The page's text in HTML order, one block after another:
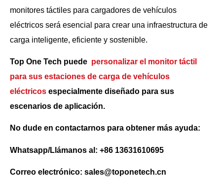
monitores táctiles para cargadores de vehículos
eléctricos será esencial para crear una infraestructura de
carga inteligente, eficiente y sostenible.
Top One Tech puede personalizar el monitor táctil
para sus estaciones de carga de vehículos
eléctricos especialmente diseñado para sus
escenarios de aplicación.
No dude en contactarnos para obtener más ayuda:
Whatsapp/Llámanos al: +86 13631610695
Correo electrónico: sales@toponetech.cn